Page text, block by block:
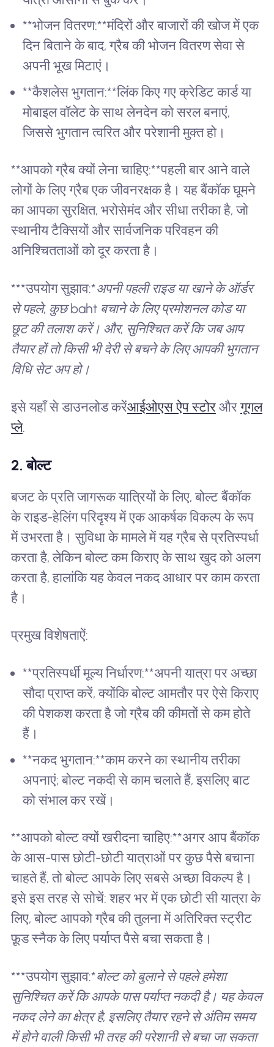
**भोजन वितरण:**मंदिरों और बाजारों की खोज में एक
दिन बिताने के बाद, ग्रैब की भोजन वितरण सेवा से
अपनी भूख मिटाएं।
**कैशलेस भुगतान:**लिंक किए गए क्रेडिट कार्ड या
मोबाइल वॉलेट के साथ लेनदेन को सरल बनाएं,
जिससे भुगतान त्वरित और परेशानी मुक्त हो।
**आपको ग्रैब क्यों लेना चाहिए:**पहली बार आने वाले
लोगों के लिए ग्रैब एक जीवनरक्षक है। यह बैंकॉक घूमने
का आपका सुरक्षित, भरोसेमंद और सीधा तरीका है, जो
स्थानीय टैक्सियों और सार्वजनिक परिवहन की
अनिश्चितताओं को दूर करता है।
***उपयोग सुझाव:*अपनी पहली राइड या खाने के ऑर्डर
से पहले, कुछ baht बचाने के लिए प्रमोशनल कोड या
छूट की तलाश करें। और, सुनिश्चित करें कि जब आप
तैयार हों तो किसी भी देरी से बचने के लिए आपकी भुगतान
विधि सेट अप हो।
इसे यहाँ से डाउनलोड करेंआईओएस ऐप स्टोरऔरगूगल
प्ले.
2. बोल्ट
बजट के प्रति जागरूक यात्रियों के लिए, बोल्ट बैंकॉक
के राइड-हेलिंग परिदृश्य में एक आकर्षक विकल्प के रूप
में उभरता है। सुविधा के मामले में यह ग्रैब से प्रतिस्पर्धा
करता है, लेकिन बोल्ट कम किराए के साथ खुद को अलग
करता है, हालांकि यह केवल नकद आधार पर काम करता
है।
प्रमुख विशेषताऐं:
**प्रतिस्पर्धी मूल्य निर्धारण:**अपनी यात्रा पर अच्छा
सौदा प्राप्त करें, क्योंकि बोल्ट आमतौर पर ऐसे किराए
की पेशकश करता है जो ग्रैब की कीमतों से कम होते
हैं।
**नकद भुगतान:**काम करने का स्थानीय तरीका
अपनाएं; बोल्ट नकदी से काम चलाते हैं, इसलिए बाट
को संभाल कर रखें।
**आपको बोल्ट क्यों खरीदना चाहिए:**अगर आप बैंकॉक
के आस-पास छोटी-छोटी यात्राओं पर कुछ पैसे बचाना
चाहते हैं, तो बोल्ट आपके लिए सबसे अच्छा विकल्प है।
इसे इस तरह से सोचें: शहर भर में एक छोटी सी यात्रा के
लिए, बोल्ट आपको ग्रैब की तुलना में अतिरिक्त स्ट्रीट
फ़ूड स्नैक के लिए पर्याप्त पैसे बचा सकता है।
***उपयोग सुझाव:*बोल्ट को बुलाने से पहले हमेशा
सुनिश्चित करें कि आपके पास पर्याप्त नकदी है। यह केवल
नकद लेने का क्षेत्र है, इसलिए तैयार रहने से अंतिम समय
में होने वाली किसी भी तरह की परेशानी से बचा जा सकता